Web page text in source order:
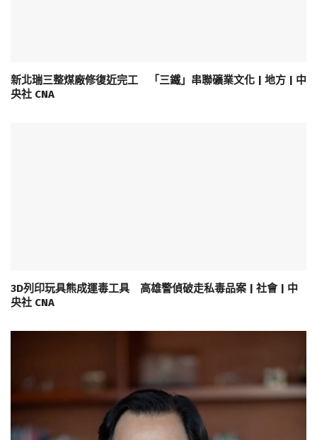
新北瑞三整煤廠修復近完工 「三鐵」串聯礦業文化 | 地方 | 中
央社 CNA
3D列印玩具熊成運毒工具 高雄警偵破走私毒品案 | 社會 | 中
央社 CNA